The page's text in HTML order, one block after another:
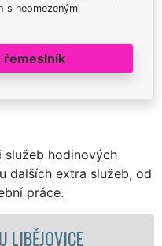
s neomezenými
řemeslník
služeb hodinových
dalších extra služeb, od
práce.